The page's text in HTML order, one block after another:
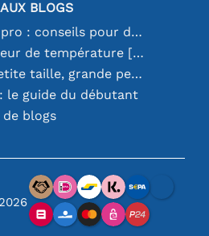
BLOGS
Souder comme un pro : conseils pour des connexions électroniques parfaites
Choisir le bon capteur de température [youtube]
Batteries 18650 : petite taille, grande performance
le guide du débutant
de blogs